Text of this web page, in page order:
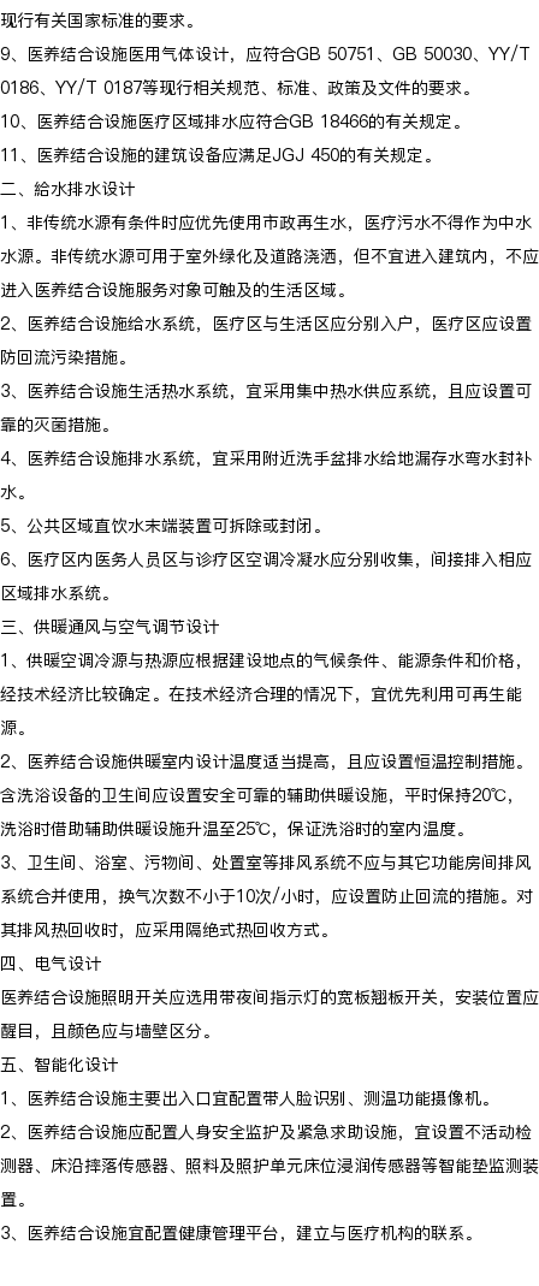
现行有关国家标准的要求。
9、医养结合设施医用气体设计，应符合GB 50751、GB 50030、YY/T
0186、YY/T 0187等现行相关规范、标准、政策及文件的要求。
10、医养结合设施医疗区域排水应符合GB 18466的有关规定。
11、医养结合设施的建筑设备应满足JGJ 450的有关规定。
二、給水排水设计
1、非传统水源有条件时应优先使用市政再生水，医疗污水不得作为中水
水源。非传统水源可用于室外绿化及道路浇洒，但不宜进入建筑内，不应
进入医养结合设施服务对象可触及的生活区域。
2、医养结合设施给水系统，医疗区与生活区应分别入户，医疗区应设置
防回流污染措施。
3、医养结合设施生活热水系统，宜采用集中热水供应系统，且应设置可
靠的灭菌措施。
4、医养结合设施排水系统，宜采用附近洗手盆排水给地漏存水弯水封补
水。
5、公共区域直饮水末端装置可拆除或封闭。
6、医疗区内医务人员区与诊疗区空调冷凝水应分别收集，间接排入相应
区域排水系统。
三、供暖通风与空气调节设计
1、供暖空调冷源与热源应根据建设地点的气候条件、能源条件和价格，
经技术经济比较确定。在技术经济合理的情况下，宜优先利用可再生能
源。
2、医养结合设施供暖室内设计温度适当提高，且应设置恒温控制措施。
含洗浴设备的卫生间应设置安全可靠的辅助供暖设施，平时保持20℃，
洗浴时借助辅助供暖设施升温至25℃，保证洗浴时的室内温度。
3、卫生间、浴室、污物间、处置室等排风系统不应与其它功能房间排风
系统合并使用，换气次数不小于10次/小时，应设置防止回流的措施。对
其排风热回收时，应采用隔绝式热回收方式。
四、电气设计
医养结合设施照明开关应选用带夜间指示灯的宽板翘板开关，安装位置应
醒目，且颜色应与墙壁区分。
五、智能化设计
1、医养结合设施主要出入口宜配置带人脸识别、测温功能摄像机。
2、医养结合设施应配置人身安全监护及紧急求助设施，宜设置不活动检
测器、床沿摔落传感器、照料及照护单元床位浸润传感器等智能垫监测装
置。
3、医养结合设施宜配置健康管理平台，建立与医疗机构的联系。